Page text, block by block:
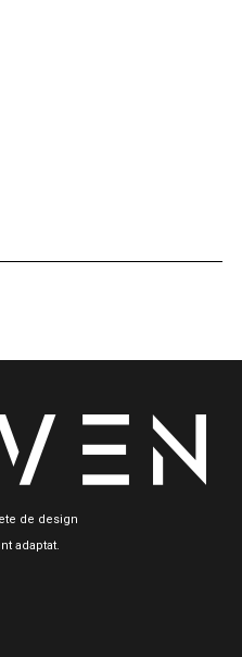
de design
adaptat.